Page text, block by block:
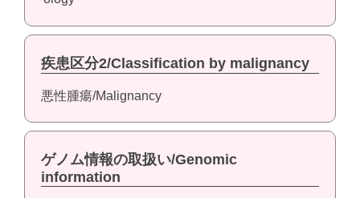
疾患区分2/Classification by malignancy
悪性腫瘍/Malignancy
ゲノム情報の取扱い/Genomic
information